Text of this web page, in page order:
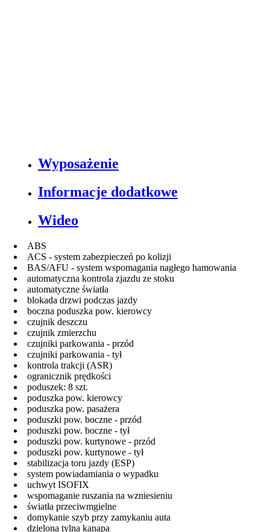
Wyposażenie
Informacje dodatkowe
Wideo
ABS
ACS - system zabezpieczeń po kolizji
BAS/AFU - system wspomagania nagłego hamowania
automatyczna kontrola zjazdu ze stoku
automatyczne światła
blokada drzwi podczas jazdy
boczna poduszka pow. kierowcy
czujnik deszczu
czujnik zmierzchu
czujniki parkowania - przód
czujniki parkowania - tył
kontrola trakcji (ASR)
ogranicznik prędkości
poduszek: 8 szt.
poduszka pow. kierowcy
poduszka pow. pasażera
poduszki pow. boczne - przód
poduszki pow. boczne - tył
poduszki pow. kurtynowe - przód
poduszki pow. kurtynowe - tył
stabilizacja toru jazdy (ESP)
system powiadamiania o wypadku
uchwyt ISOFIX
wspomaganie ruszania na wzniesieniu
światła przeciwmgielne
domykanie szyb przy zamykaniu auta
dzielona tylna kanapa